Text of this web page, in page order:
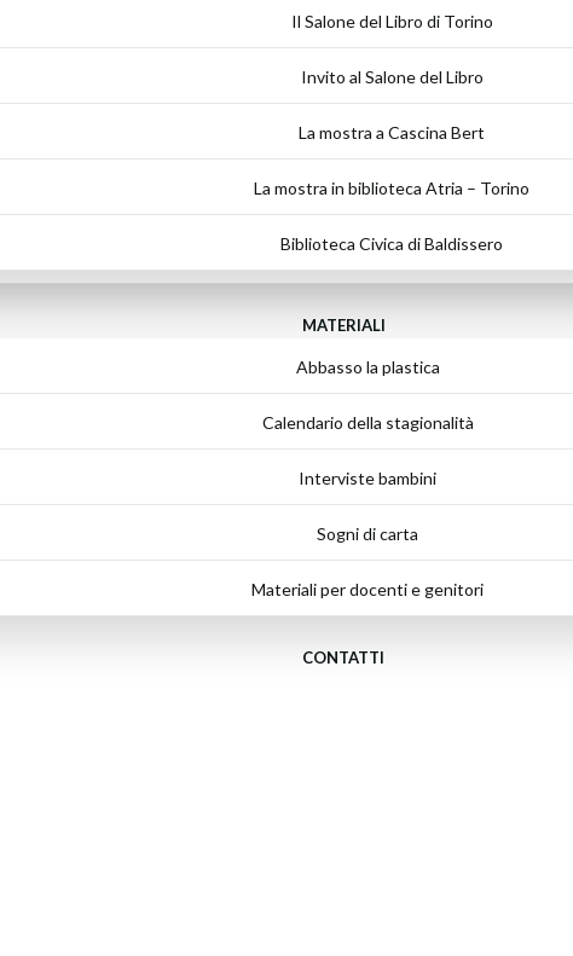
Il Salone del Libro di Torino
Invito al Salone del Libro
La mostra a Cascina Bert
La mostra in biblioteca Atria – Torino
Biblioteca Civica di Baldissero
MATERIALI
Abbasso la plastica
Calendario della stagionalità
Interviste bambini
Sogni di carta
Materiali per docenti e genitori
CONTATTI